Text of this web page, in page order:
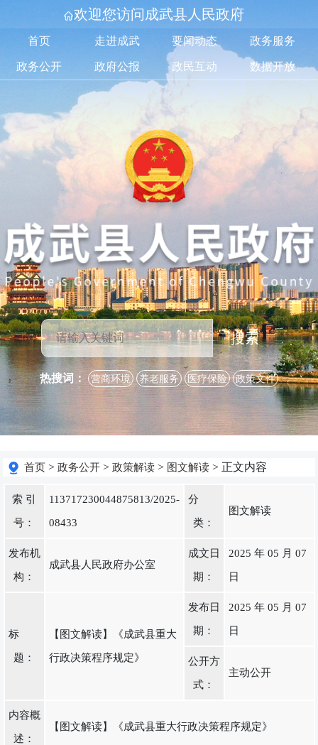
欢迎您访问成武县人民政府
首页 走进成武 要闻动态 政务服务
政务公开 政府公报 政民互动 数据开放
搜索
热搜词： 营商环境 养老服务 医疗保险 政策文件
首页 >政务公开 >政策解读 > 图文解读 > 正文内容
索 引
号：
113717230044875813/2025-
08433
分
类：
图文解读
发布机
构：
成武县人民政府办公室
成文日
期：
2025 年 05 月 07
日
标
题：
【图文解读】《成武县重大
行政决策程序规定》
发布日
期：
2025 年 05 月 07
日
公开方
式：
主动公开
内容概
述：
【图文解读】《成武县重大行政决策程序规定》